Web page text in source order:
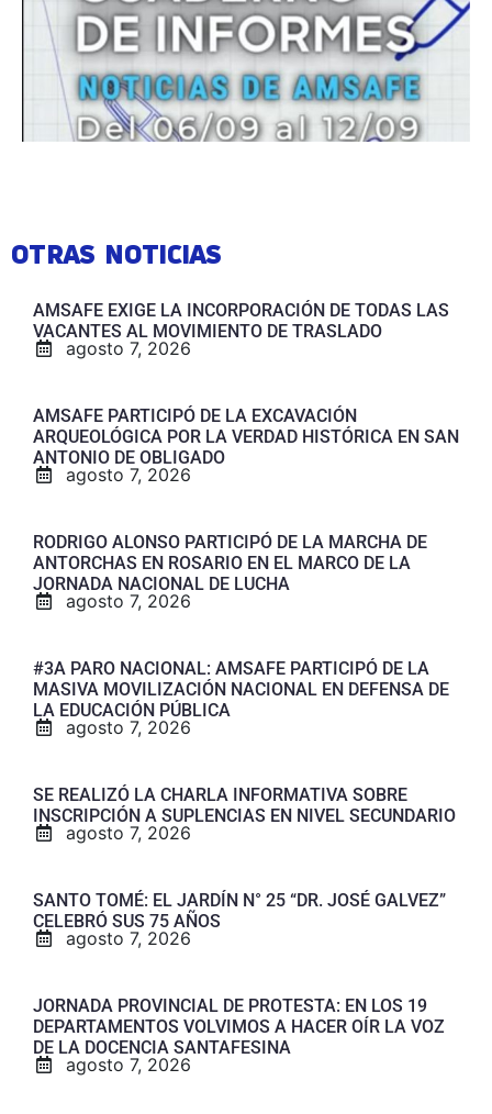
OTRAS NOTICIAS
AMSAFE EXIGE LA INCORPORACIÓN DE TODAS LAS
VACANTES AL MOVIMIENTO DE TRASLADO
agosto 7, 2026
AMSAFE PARTICIPÓ DE LA EXCAVACIÓN
ARQUEOLÓGICA POR LA VERDAD HISTÓRICA EN SAN
ANTONIO DE OBLIGADO
agosto 7, 2026
RODRIGO ALONSO PARTICIPÓ DE LA MARCHA DE
ANTORCHAS EN ROSARIO EN EL MARCO DE LA
JORNADA NACIONAL DE LUCHA
agosto 7, 2026
#3A PARO NACIONAL: AMSAFE PARTICIPÓ DE LA
MASIVA MOVILIZACIÓN NACIONAL EN DEFENSA DE
LA EDUCACIÓN PÚBLICA
agosto 7, 2026
SE REALIZÓ LA CHARLA INFORMATIVA SOBRE
INSCRIPCIÓN A SUPLENCIAS EN NIVEL SECUNDARIO
agosto 7, 2026
SANTO TOMÉ: EL JARDÍN N° 25 “DR. JOSÉ GALVEZ”
CELEBRÓ SUS 75 AÑOS
agosto 7, 2026
JORNADA PROVINCIAL DE PROTESTA: EN LOS 19
DEPARTAMENTOS VOLVIMOS A HACER OÍR LA VOZ
DE LA DOCENCIA SANTAFESINA
agosto 7, 2026